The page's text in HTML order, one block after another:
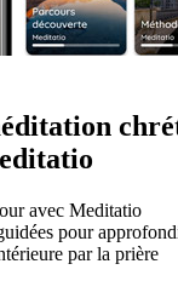
avec Meditatio
pour
par la prière